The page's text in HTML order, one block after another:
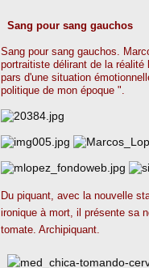
Sang pour sang gauchos
Sang pour sang gauchos.
portraitiste délirant de la
pars d'une situation
politique de mon époque ".
Du piquant, avec la nouvelle
ironique à mort, il présente sa
tomate. Archipiquant.